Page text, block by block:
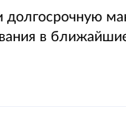
долгосрочную
в